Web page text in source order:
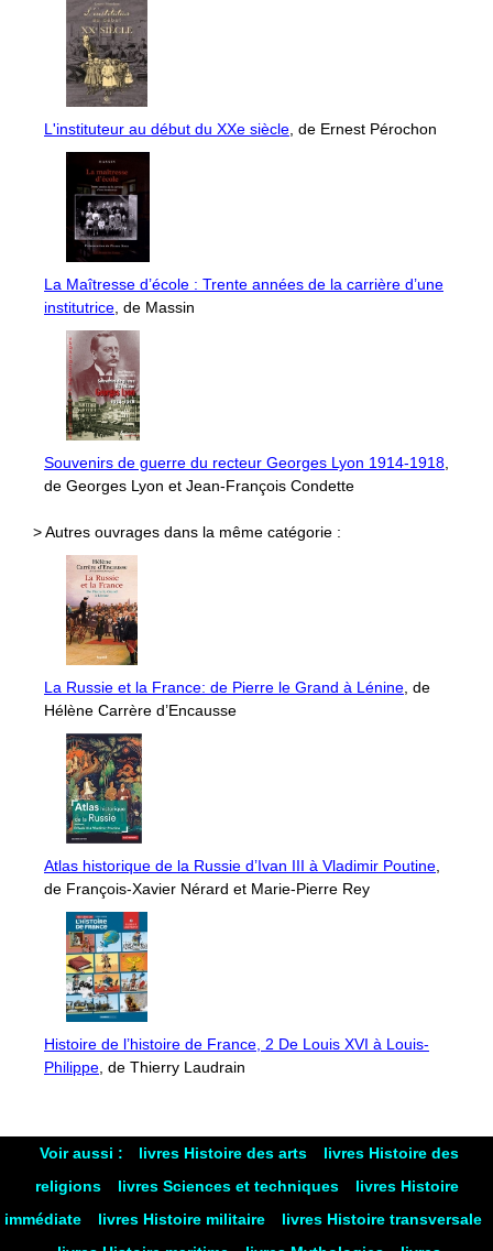
L'instituteur au début du XXe siècle, de Ernest Pérochon
La Maîtresse d’école : Trente années de la carrière d’une
institutrice, de Massin
Souvenirs de guerre du recteur Georges Lyon 1914-1918,
de Georges Lyon et Jean-François Condette
> Autres ouvrages dans la même catégorie :
La Russie et la France: de Pierre le Grand à Lénine, de
Hélène Carrère d’Encausse
Atlas historique de la Russie d’Ivan III à Vladimir Poutine,
de François-Xavier Nérard et Marie-Pierre Rey
Histoire de l’histoire de France, 2 De Louis XVI à Louis-
Philippe, de Thierry Laudrain
Voir aussi : livres Histoire des arts
livres Histoire des
religions
livres Sciences et techniques
livres Histoire
immédiate
livres Histoire militaire
livres Histoire transversale